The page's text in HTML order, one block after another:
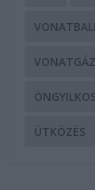
ÜTKÖZÉS